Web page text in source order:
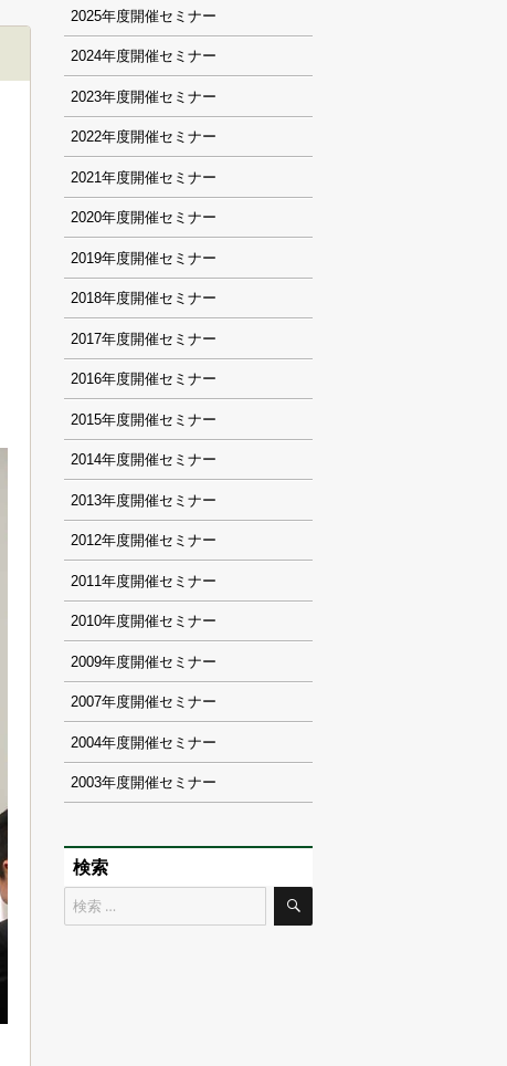
2025
2024
2023
2022
2021
2020
2019
2018
2017
2016
2015
2014
2013
2012
2011
2010
2009
2007
2004
2003
検索
検
索
検